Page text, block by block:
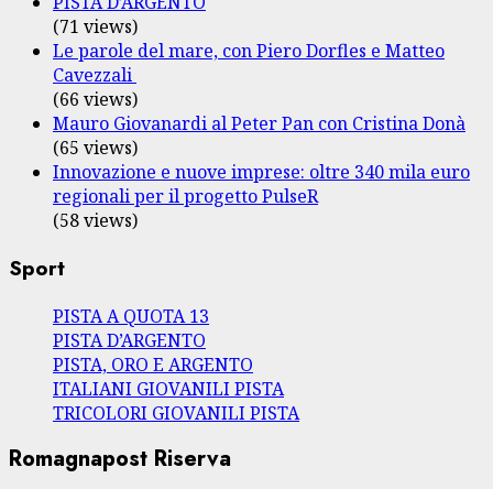
(71 views)
Le parole del mare, con Piero Dorfles e Matteo
Cavezzali
(66 views)
Mauro Giovanardi al Peter Pan con Cristina Donà
(65 views)
Innovazione e nuove imprese: oltre 340 mila euro
regionali per il progetto PulseR
(58 views)
Sport
PISTA A QUOTA 13
PISTA D’ARGENTO
PISTA, ORO E ARGENTO
ITALIANI GIOVANILI PISTA
TRICOLORI GIOVANILI PISTA
Romagnapost Riserva